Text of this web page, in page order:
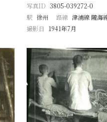
写真ID 3805-039272-0
駅 徐州 路線 津浦線 隴海
撮影日
1941年7月